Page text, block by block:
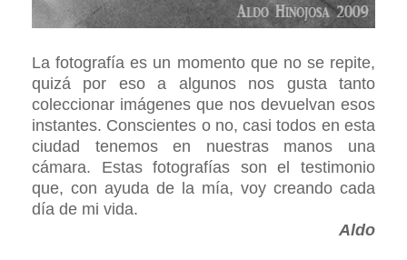
La fotografía es un momento que no se repite,
quizá por eso a algunos nos gusta tanto
coleccionar imágenes que nos devuelvan esos
instantes. Conscientes o no, casi todos en esta
ciudad tenemos en nuestras manos una
cámara. Estas fotografías son el testimonio
que, con ayuda de la mía, voy creando cada
día de mi vida.
Aldo